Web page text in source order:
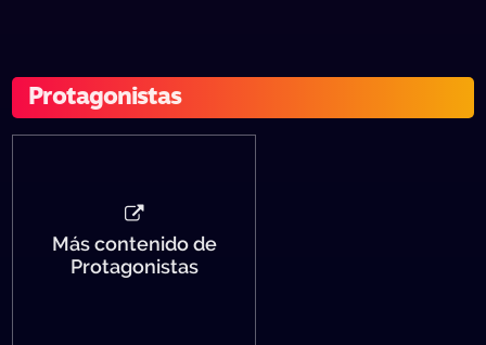
Protagonistas
Más contenido de
Protagonistas